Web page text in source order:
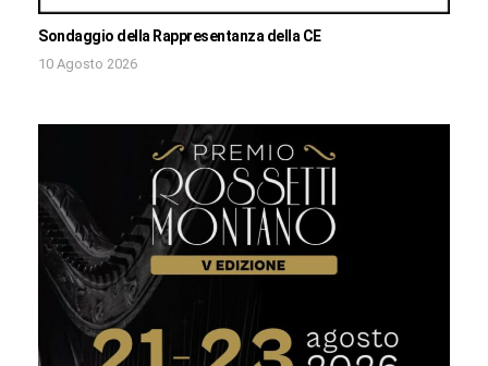
Sondaggio della Rappresentanza della CE
10 Agosto 2026